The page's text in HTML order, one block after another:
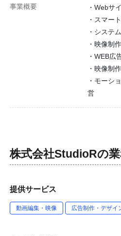
事業概要
・Webサ
・スマー
・システ
・映像制作
・WEB広
・映像制
・モーシ
営
株式会社StudioRの
提供サービス
動画編集・映像 広告制作・デザイ